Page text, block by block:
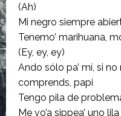
(Ah)
Mi negro siempre
Tenemo’ marihuana,
(Ey, ey, ey)
Ando sólo pa’ mí, si
comprends, papi
Tengo pila de
Me vo’a sippea’ uno